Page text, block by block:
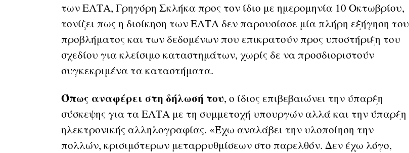
των ΕΛΤΑ, Γρηγόρη Σκλήκα προς τον ίδιο με ημερομηνία 10 Οκτωβρίου,
τονίζει πως η διοίκηση των ΕΛΤΑ δεν παρουσίασε μία πλήρη εξήγηση του
προβλήματος και των δεδομένων που επικρατούν προς υποστήριξη του
σχεδίου για κλείσιμο καταστημάτων, χωρίς δε να προσδιοριστούν
συγκεκριμένα τα καταστήματα.
Όπως αναφέρει στη δήλωσή του, ο ίδιος επιβεβαιώνει την ύπαρξη
σύσκεψης για τα ΕΛΤΑ με τη συμμετοχή υπουργών αλλά και την ύπαρξη
ηλεκτρονικής αλληλογραφίας. «Έχω αναλάβει την υλοποίηση την
πολλών, κρισιμότερων μεταρρυθμίσεων στο παρελθόν. Δεν έχω λόγο,